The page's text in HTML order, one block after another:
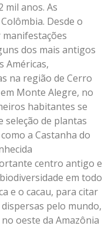
mil anos. As
Desde o
dos mais antigos
Américas,
na região de Cerro
Monte Alegre, no
habitantes se
seleção de plantas
a Castanha do
centro antigo e
em todo
e o cacau, para citar
pelo mundo,
no oeste da Amazônia